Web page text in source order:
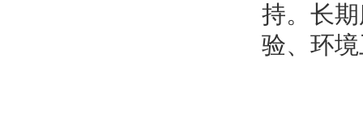
持。长
验、环